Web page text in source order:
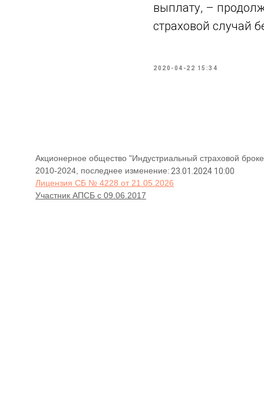
выплату, –
страховой случай
2020-04-22 15:34
Акционерное общество "Индустриальный страховой
2010-2024, последнее изменение:
Лицензия СБ № 4228 от 21.05.2026
Участник АПСБ с 09.06.2017
23.01.2024 10:00